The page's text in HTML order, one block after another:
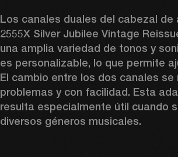
Los canales duales del cabezal de
2555X Silver Jubilee Vintage
una amplia variedad de tonos y
es personalizable, lo que permite
El cambio entre los dos canales se
problemas y con facilidad. Esta
resulta especialmente útil cuando
diversos géneros musicales.